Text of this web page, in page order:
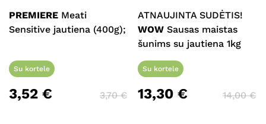
PREMIERE Meati
Sensitive jautiena (400g);
Su kortele
3,52 € 3,70€
ATNAUJINTA SUDĖTIS!
WOW Sausas maistas
šunims su jautiena 1kg
Su kortele
13,30€ 14,00€